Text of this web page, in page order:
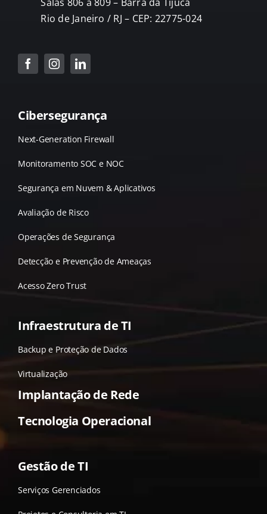
Rio de Janeiro / RJ – CEP: 22775-024
Cibersegurança
Next-Generation Firewall
Monitoramento SOC e NOC
Segurança em Nuvem & Aplicativos
Avaliação de Risco
Operações de Segurança
Detecção e Prevenção de Ameaças
Acesso Zero Trust
Infraestrutura de TI
Backup e Proteção de Dados
Virtualização
Implantação de Rede
Tecnologia Operacional
Gestão de TI
Serviços Gerenciados